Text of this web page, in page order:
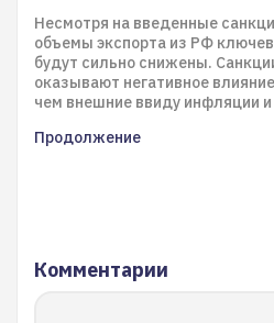
Несмотря на введенные
объемы экспорта из РФ
будут сильно снижены.
оказывают негативное
чем внешние ввиду инфляции
Продолжение
Комментарии